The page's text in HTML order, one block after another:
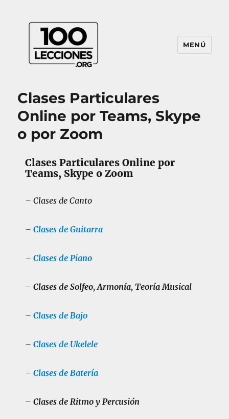
MENÚ
Clases Particulares
Online por Teams, Skype
o por Zoom
Clases Particulares Online por
Teams, Skype o Zoom
– Clases de Canto
– Clases de Guitarra
– Clases de Piano
– Clases de Solfeo, Armonía, Teoría Musical
– Clases de Bajo
– Clases de Ukelele
– Clases de Batería
– Clases de Ritmo y Percusión